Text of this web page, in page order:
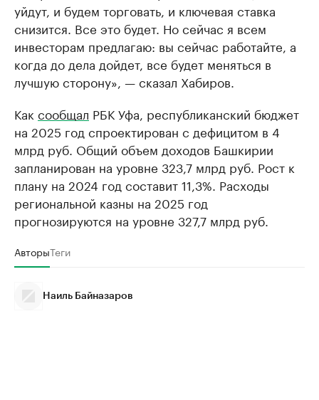
уйдут, и будем торговать, и ключевая ставка
снизится. Все это будет. Но сейчас я всем
инвесторам предлагаю: вы сейчас работайте, а
когда до дела дойдет, все будет меняться в
лучшую сторону», — сказал Хабиров.
Как сообщал РБК Уфа, республиканский бюджет
на 2025 год спроектирован с дефицитом в 4
млрд руб. Общий объем доходов Башкирии
запланирован на уровне 323,7 млрд руб. Рост к
плану на 2024 год составит 11,3%. Расходы
региональной казны на 2025 год
прогнозируются на уровне 327,7 млрд руб.
АвторыТеги
Наиль Байназаров